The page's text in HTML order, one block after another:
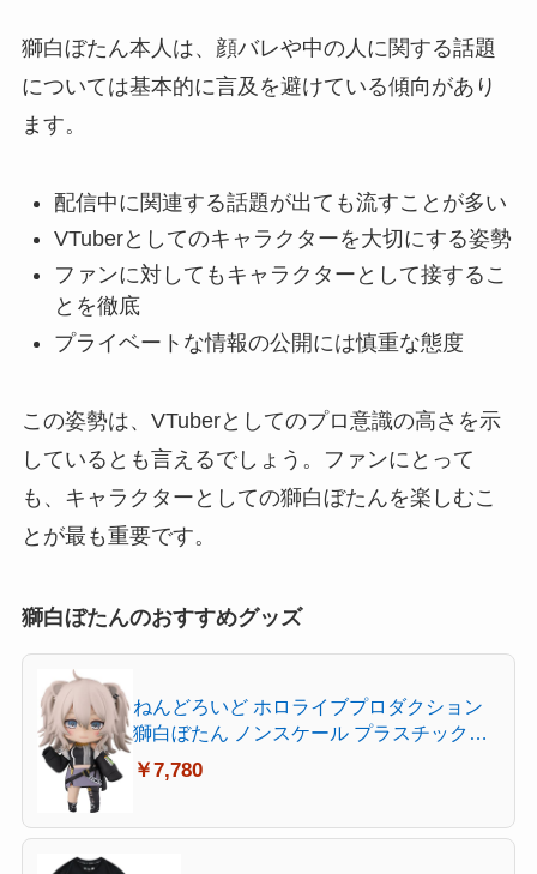
獅白ぼたん本人は、顔バレや中の人に関する話題
については基本的に言及を避けている傾向があり
ます。
配信中に関連する話題が出ても流すことが多い
VTuberとしてのキャラクターを大切にする姿勢
ファンに対してもキャラクターとして接するこ
とを徹底
プライベートな情報の公開には慎重な態度
この姿勢は、VTuberとしてのプロ意識の高さを示
しているとも言えるでしょう。ファンにとって
も、キャラクターとしての獅白ぼたんを楽しむこ
とが最も重要です。
獅白ぼたんのおすすめグッズ
ねんどろいど ホロライブプロダクション
獅白ぼたん ノンスケール プラスチック製
塗装済み可動フィギュア
￥7,780